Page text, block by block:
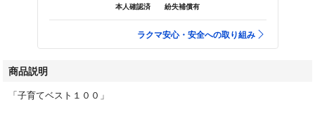
本人確認済 紛失補償有
ラクマ安心・安全への取り組み
商品説明
「子育てベスト１００」